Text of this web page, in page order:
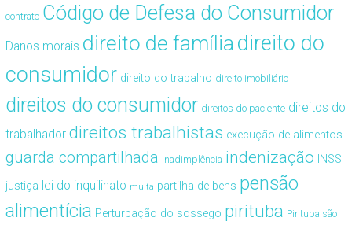
contrato Código de Defesa do Consumidor
Danos morais direito de famíliadireito do
consumidor direito do trabalho direito imobiliário
direitos do consumidor direitos do paciente direitos do
trabalhador direitos trabalhistas execução de alimentos
guarda compartilhada inadimplência indenização INSS
justiça lei do inquilinato multa partilha de bens pensão
alimentícia Perturbação do sossego pirituba Pirituba são